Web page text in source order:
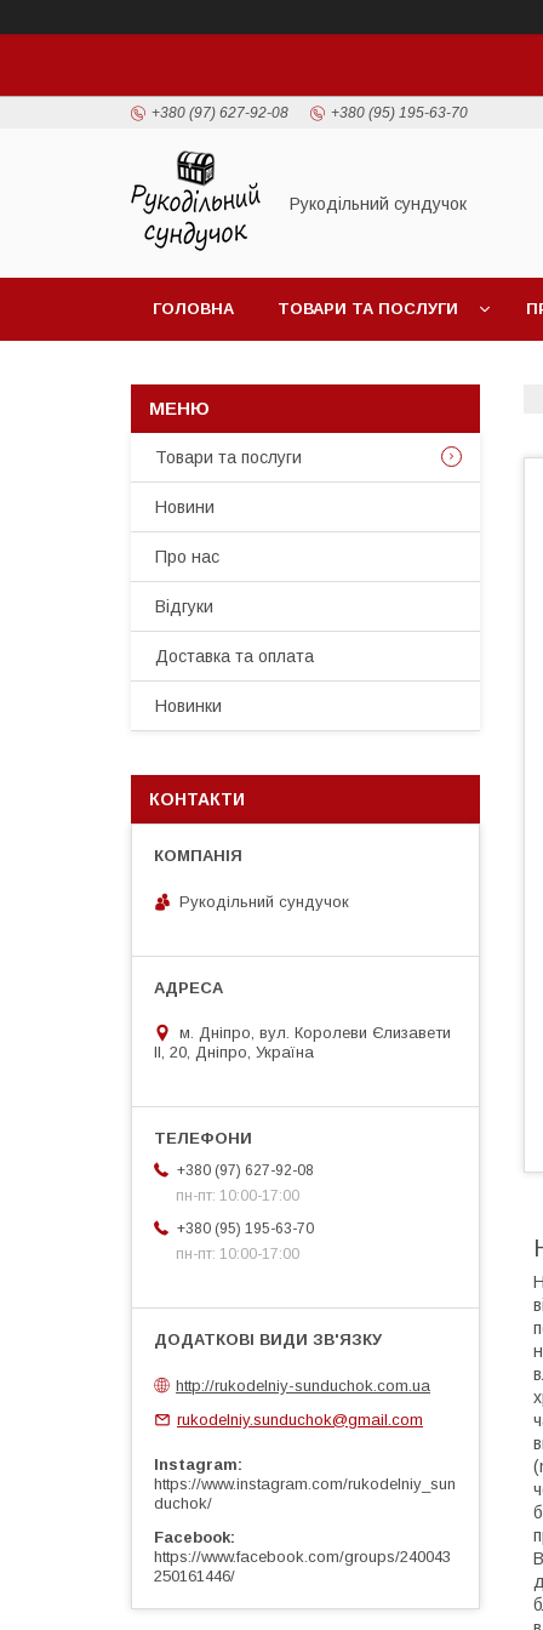
+380 (97) 627-92-08 +380 (95) 195-63-70
Рукодільний сундучок
ГОЛОВНА ТОВАРИ ТА ПОСЛУГИ
Товари та послуги
Новини
Про нас
Відгуки
Доставка та оплата
Новинки
КОНТАКТИ
Рукодільний сундучок
м. Дніпро, вул. Королеви Єлизавети
ІІ, 20, Дніпро, Україна
+380 (97) 627-92-08
пн-пт: 10:00-17:00
+380 (95) 195-63-70
пн-пт: 10:00-17:00
http://rukodelniy-sunduchok.com.ua
rukodelniy.sunduchok@gmail.com
Instagram
https://www.instagram.com/rukodelniy_sun
duchok/
Facebook
https://www.facebook.com/groups/240043
250161446/